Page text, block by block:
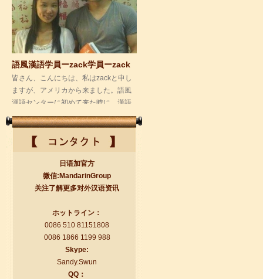
語風漢語学員ーzack学員ーzack
皆さん、こんにちは、私はzackと申し
ますが、アメリカから来ました。語風
漢語センターに初めて来た時に、漢語
はこんなに...
語風漢語学員ー付泽东
語風国際教育交流グループ語風漢語セ
ンターの優秀な生徒である付泽东さん
の感想： 皆さん、こんにちは！私の中
日语加官方
微信:MandarinGroup
关注了解更多对外汉语资讯
ホットライン：
0086 510 81151808
0086 1866 1199 988
Skype:
Sandy.Swun
QQ：